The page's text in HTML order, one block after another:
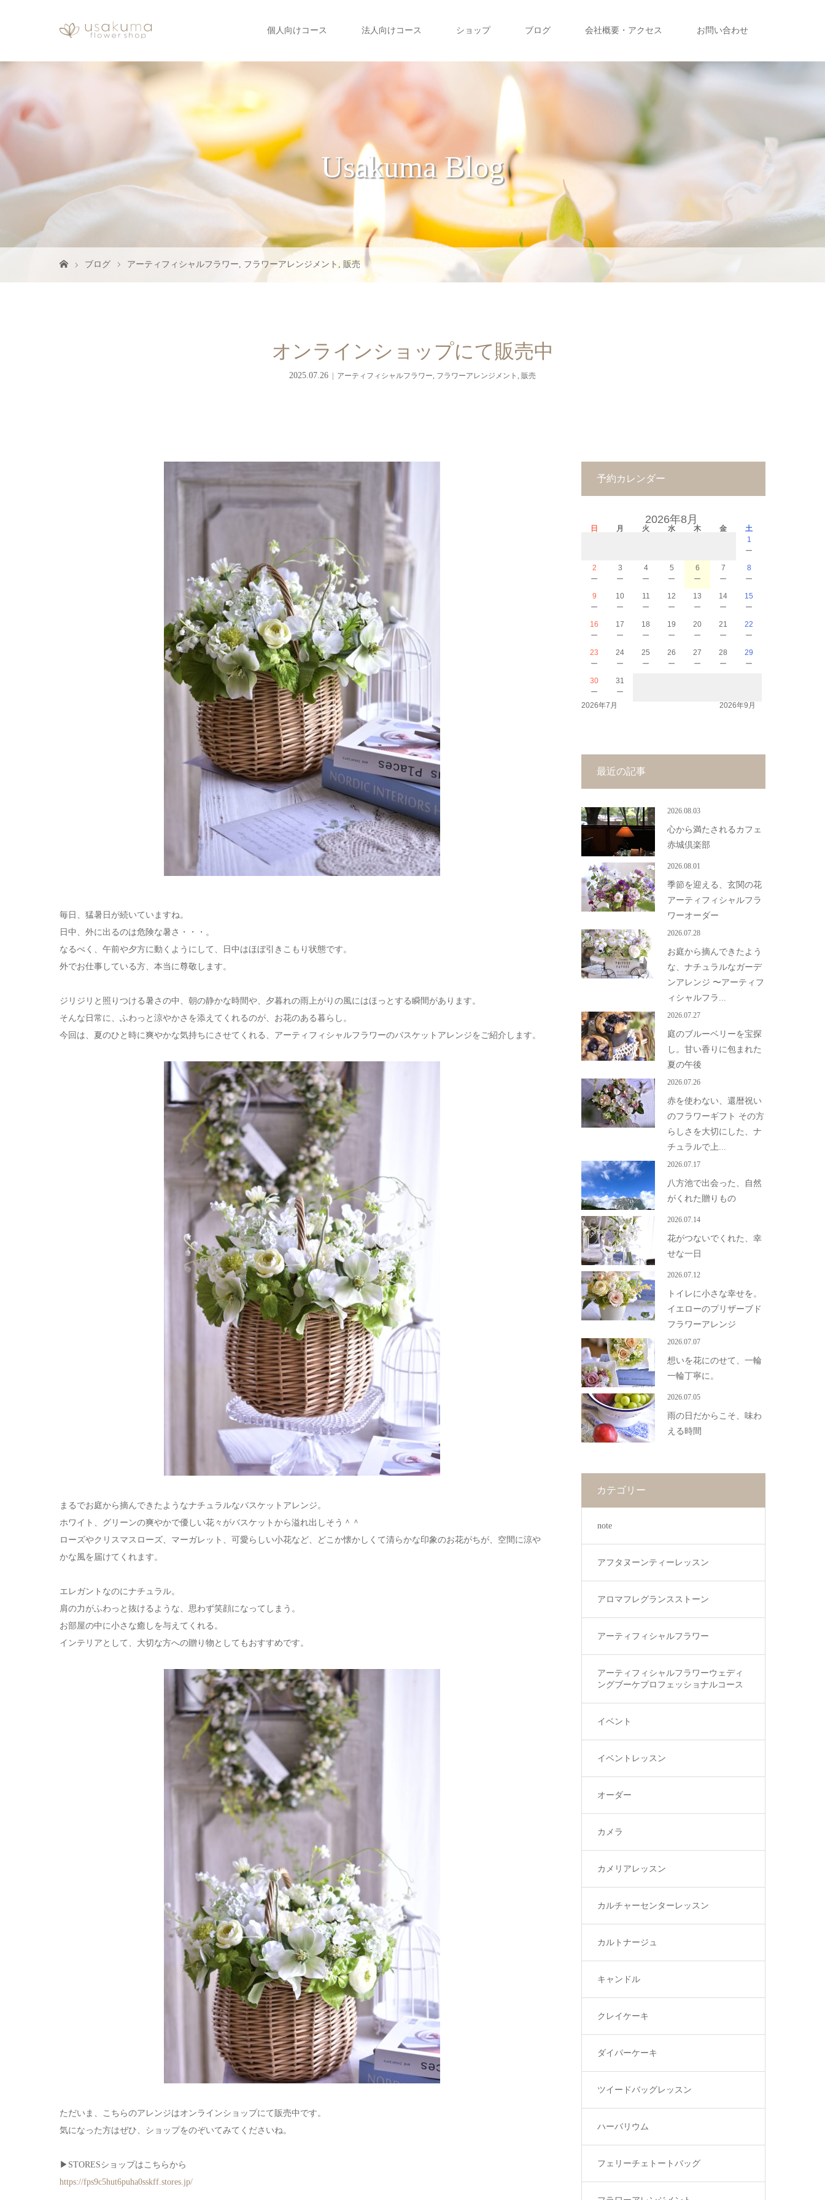
個人向けコース 法人向けコース ショップ ブログ 会社概要・アクセス お問い合わせ
Usakuma Blog
ブログ アーティフィシャルフラワー, フラワーアレンジメント , 販売
オンラインショップにて販売中
2025.07.26 アーティフィシャルフラワー フラワーアレンジメント 販売
毎日、猛暑日が続いていますね。
日中、外に出るのは危険な暑さ・・・。
なるべく、午前や夕方に動くようにして、日中はほぼ引きこもり状態です。
外でお仕事している方、本当に尊敬します。
ジリジリと照りつける暑さの中、朝の静かな時間や、夕暮れの雨上がりの風にはほっとする瞬間があります。
そんな日常に、ふわっと涼やかさを添えてくれるのが、お花のある暮らし。
今回は、夏のひと時に爽やかな気持ちにさせてくれる、アーティフィシャルフラワーのバスケットアレンジをご紹介します。
まるでお庭から摘んできたようなナチュラルなバスケットアレンジ。
ホワイト、グリーンの爽やかで優しい花々がバスケットから溢れ出しそう＾＾
ローズやクリスマスローズ、マーガレット、可愛らしい小花など、どこか懐かしくて清らかな印象のお花がちが、空間に涼や
かな風を届けてくれます。
エレガントなのにナチュラル。
肩の力がふわっと抜けるような、思わず笑顔になってしまう。
お部屋の中に小さな癒しを与えてくれる。
インテリアとして、大切な方への贈り物としてもおすすめです。
ただいま、こちらのアレンジはオンラインショップにて販売中です。
気になった方はぜひ、ショップをのぞいてみてくださいね。
▶︎STORESショップはこちらから
https://fps9c5hut6puha0sskff.stores.jp/
予約カレンダー
2026年8月
日 月 火 水 木 金
土
1
－
2
－
3
－
4
－
5
－
6
－
7
－
8
－
9
－
10
－
11
－
12
－
13
－
14
－
15
－
16
－
17
－
18
－
19
－
20
－
21
－
22
－
23
－
24
－
25
－
26
－
27
－
28
－
29
－
30
－
31
－
2026年7月 2026年9月
最近の記事
2026.08.03
心から満たされるカフェ
赤城倶楽部
2026.08.01
季節を迎える、玄関の花
アーティフィシャルフラ
ワーオーダー
2026.07.28
お庭から摘んできたよう
な、ナチュラルなガーデ
ンアレンジ 〜アーティフ
ィシャルフラ...
2026.07.27
庭のブルーベリーを宝探
し。甘い香りに包まれた
夏の午後
2026.07.26
赤を使わない、還暦祝い
のフラワーギフト その方
らしさを大切にした、ナ
チュラルで上...
2026.07.17
八方池で出会った、自然
がくれた贈りもの
2026.07.14
花がつないでくれた、幸
せな一日
2026.07.12
トイレに小さな幸せを。
イエローのプリザーブド
フラワーアレンジ
2026.07.07
想いを花にのせて、一輪
一輪丁寧に。
2026.07.05
雨の日だからこそ、味わ
える時間
カテゴリー
note
アフタヌーンティーレッスン
アロマフレグランスストーン
アーティフィシャルフラワー
アーティフィシャルフラワーウェディ
ングブーケプロフェッショナルコース
イベント
イベントレッスン
オーダー
カメラ
カメリアレッスン
カルチャーセンターレッスン
カルトナージュ
キャンドル
クレイケーキ
ダイパーケーキ
ツイードバッグレッスン
ハーバリウム
フェリーチェトートバッグ